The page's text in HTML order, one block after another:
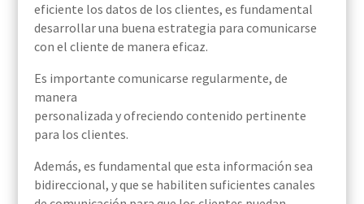
eficiente los datos de los clientes, es fundamental
desarrollar una buena estrategia para comunicarse
con el cliente de manera eficaz.
Es importante comunicarse regularmente, de
manera
personalizada yofreciendo contenido pertinente
para los clientes.
Además, es fundamental que esta información sea
bidireccional, y que se habiliten suficientes canales